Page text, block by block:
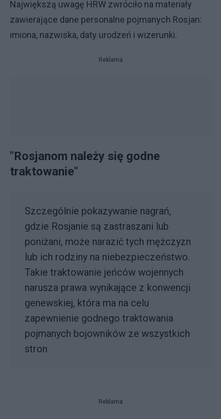
Największą uwagę HRW zwróciło na materiały
zawierające dane personalne pojmanych Rosjan:
imiona, nazwiska, daty urodzeń i wizerunki.
Reklama
"Rosjanom należy się godne
traktowanie"
Szczególnie pokazywanie nagrań,
gdzie Rosjanie są zastraszani lub
poniżani, może narazić tych mężczyzn
lub ich rodziny na niebezpieczeństwo.
Takie traktowanie jeńców wojennych
narusza prawa wynikające z konwencji
genewskiej, która ma na celu
zapewnienie godnego traktowania
pojmanych bojowników ze wszystkich
stron
Reklama